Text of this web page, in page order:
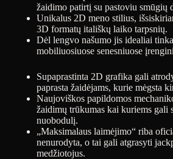
žaidimo patirtį su pastoviu smūgių
Unikalus 2D meno stilius,
3D formatų itališkų laiko tarpsnių.
Dėl lengvo našumo jis idealiai
mobiliuosiuose senesniuose
Supaprastinta 2D grafika gali
paprasta žaidėjams, kurie mėgsta
Naujoviškos papildomos
žaidimų trūkumas kai kuriems gali
nuobodulį.
„Maksimalaus laimėjimo“ riba
nenurodyta, o tai gali atgrasyti
medžiotojus.